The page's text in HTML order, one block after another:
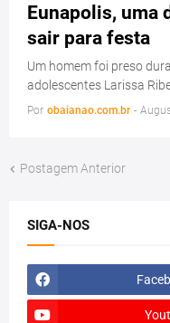
Eunapolis, uma
sair para festa
Um homem foi preso
adolescentes Larissa
Por obaianao.com.br -
Postagem Anterior
SIGA-NOS